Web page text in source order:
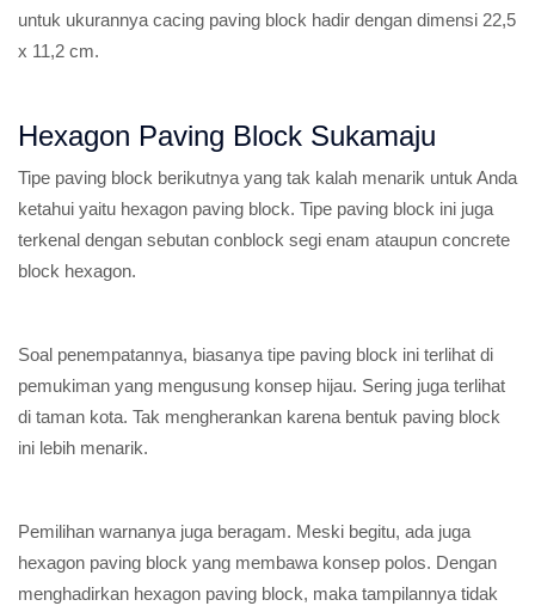
untuk ukurannya cacing paving block hadir dengan dimensi 22,5
x 11,2 cm.
Hexagon Paving Block Sukamaju
Tipe paving block berikutnya yang tak kalah menarik untuk Anda
ketahui yaitu hexagon paving block. Tipe paving block ini juga
terkenal dengan sebutan conblock segi enam ataupun concrete
block hexagon.
Soal penempatannya, biasanya tipe paving block ini terlihat di
pemukiman yang mengusung konsep hijau. Sering juga terlihat
di taman kota. Tak mengherankan karena bentuk paving block
ini lebih menarik.
Pemilihan warnanya juga beragam. Meski begitu, ada juga
hexagon paving block yang membawa konsep polos. Dengan
menghadirkan hexagon paving block, maka tampilannya tidak